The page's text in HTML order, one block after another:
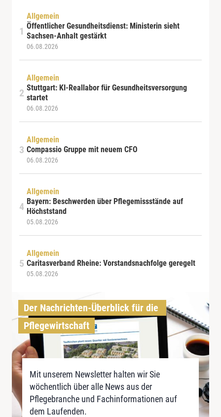
Allgemein
Öffentlicher Gesundheitsdienst: Ministerin sieht
Sachsen-Anhalt gestärkt
06.08.2026
Allgemein
Stuttgart: KI-Reallabor für Gesundheitsversorgung
startet
06.08.2026
Allgemein
Compassio Gruppe mit neuem CFO
06.08.2026
Allgemein
Bayern: Beschwerden über Pflegemissstände auf
Höchststand
05.08.2026
Allgemein
Caritasverband Rheine: Vorstandsnachfolge geregelt
05.08.2026
Der Nachrichten-Überblick für die
Pflegewirtschaft
Mit unserem Newsletter halten wir Sie
wöchentlich über alle News aus der
Pflegebranche und Fachinformationen auf
dem Laufenden.